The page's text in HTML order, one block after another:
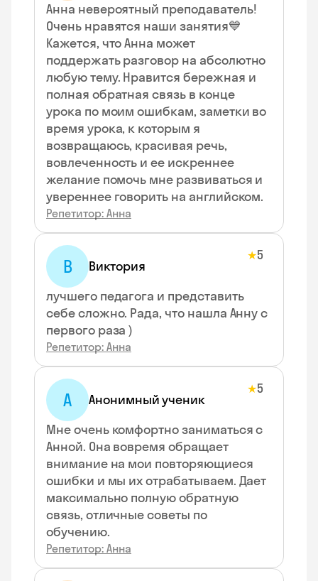
Анна невероятный преподаватель!
Очень нравятся наши занятия💙
Кажется, что Анна может
поддержать разговор на абсолютно
любую тему. Нравится бережная и
полная обратная связь в конце
урока по моим ошибкам, заметки во
время урока, к которым я
возвращаюсь, красивая речь,
вовлеченность и ее искреннее
желание помочь мне развиваться и
увереннее говорить на английском.
Репетитор: Анна
В Виктория
★5
лучшего педагога и представить
себе сложно. Рада, что нашла Анну с
первого раза )
Репетитор: Анна
А Анонимный ученик
★5
Мне очень комфортно заниматься с
Анной. Она вовремя обращает
внимание на мои повторяющиеся
ошибки и мы их отрабатываем. Дает
максимально полную обратную
связь, отличные советы по
обучению.
Репетитор: Анна